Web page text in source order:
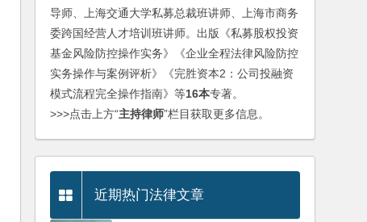
导师、上海交通大学私募总裁班讲师、上海市商务
委跨国经营人才培训班讲师。出版《私募股权投资
基金风险防控操作实务》《企业全程法律风险防控
实务操作与案例评析》《完胜资本2：公司投融资
模式流程完全操作指南》等16本专著。
>>>点击上方“主持律师”栏目获取更多信息。
近期热门法律文章